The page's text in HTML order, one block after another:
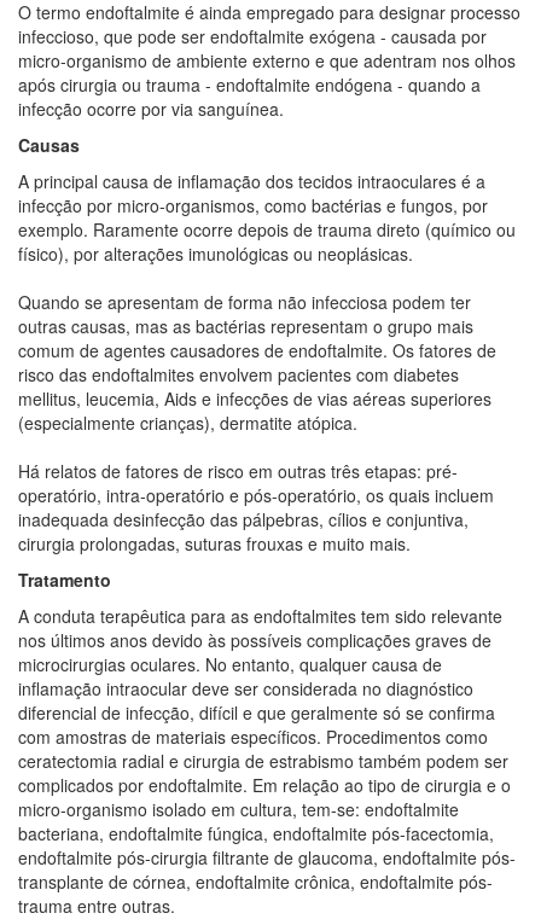
O termo endoftalmite é ainda empregado para designar processo
infeccioso, que pode ser endoftalmite exógena - causada por
micro-organismo de ambiente externo e que adentram nos olhos
após cirurgia ou trauma - endoftalmite endógena - quando a
infecção ocorre por via sanguínea.
Causas
A principal causa de inflamação dos tecidos intraoculares é a
infecção por micro-organismos, como bactérias e fungos, por
exemplo. Raramente ocorre depois de trauma direto (químico ou
físico), por alterações imunológicas ou neoplásicas.
Quando se apresentam de forma não infecciosa podem ter
outras causas, mas as bactérias representam o grupo mais
comum de agentes causadores de endoftalmite. Os fatores de
risco das endoftalmites envolvem pacientes com diabetes
mellitus, leucemia, Aids e infecções de vias aéreas superiores
(especialmente crianças), dermatite atópica.
Há relatos de fatores de risco em outras três etapas: pré-
operatório, intra-operatório e pós-operatório, os quais incluem
inadequada desinfecção das pálpebras, cílios e conjuntiva,
cirurgia prolongadas, suturas frouxas e muito mais.
Tratamento
A conduta terapêutica para as endoftalmites tem sido relevante
nos últimos anos devido às possíveis complicações graves de
microcirurgias oculares. No entanto, qualquer causa de
inflamação intraocular deve ser considerada no diagnóstico
diferencial de infecção, difícil e que geralmente só se confirma
com amostras de materiais específicos. Procedimentos como
ceratectomia radial e cirurgia de estrabismo também podem ser
complicados por endoftalmite. Em relação ao tipo de cirurgia e o
micro-organismo isolado em cultura, tem-se: endoftalmite
bacteriana, endoftalmite fúngica, endoftalmite pós-facectomia,
endoftalmite pós-cirurgia filtrante de glaucoma, endoftalmite pós-
transplante de córnea, endoftalmite crônica, endoftalmite pós-
trauma entre outras.